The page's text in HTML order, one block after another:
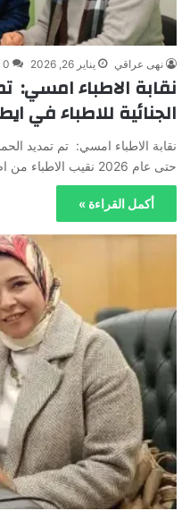
نهى عراقي يناير 26, 2026 0
نقابة الاطباء امسي:
الجنائية للاطباء في
نقابة الاطباء امسي: تم تمديد
حتى عام 2026 نقيب الاطباء من اصل اجنبي؛”الطب الوقائي…
أكمل القراءة »